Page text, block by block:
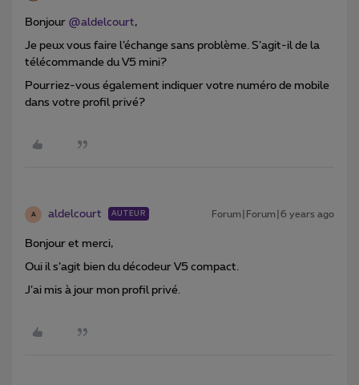
Bonjour @aldelcourt,
Je peux vous faire l’échange sans problème. S’agit-il de la
télécommande du V5 mini?
Pourriez-vous également indiquer votre numéro de mobile
dans votre profil privé?
A aldelcourt AUTEUR Forum|Forum|6 years ago
Bonjour et merci,
Oui il s’agit bien du décodeur V5 compact.
J’ai mis à jour mon profil privé.